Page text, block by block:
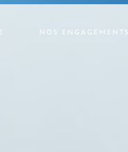
NOS ENGAGEMENTS